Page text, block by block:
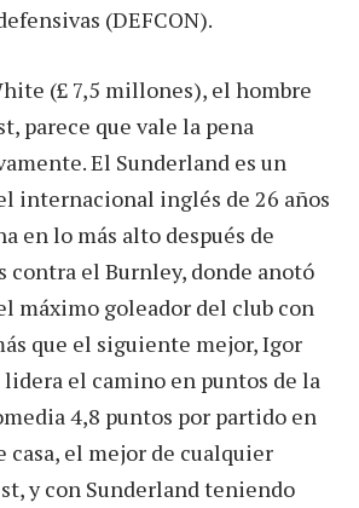
(DEFCON).
(£ 7,5 millones), el hombre
parece que vale la pena
El Sunderland es un
internacional inglés de 26 años
en lo más alto después de
contra el Burnley, donde anotó
máximo goleador del club con
que el siguiente mejor, Igor
lidera el camino en puntos de la
4,8 puntos por partido en
casa, el mejor de cualquier
y con Sunderland teniendo